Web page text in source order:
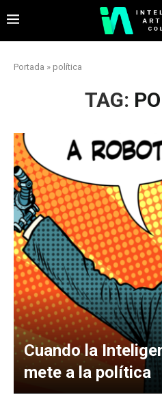
Portada » política
TAG:
Cuando la
mete a la política